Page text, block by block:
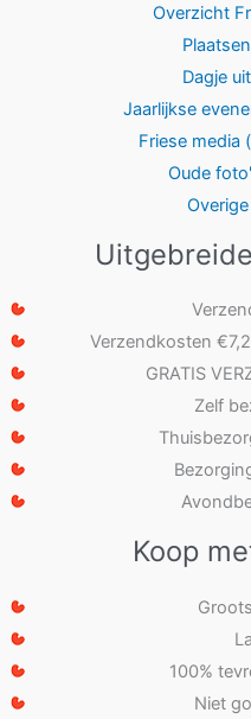
Overzicht
Dagje
Jaarlijkse
Friese media
Oude
Verzendkosten
GRATIS
Zelf
Koop
100%
Niet